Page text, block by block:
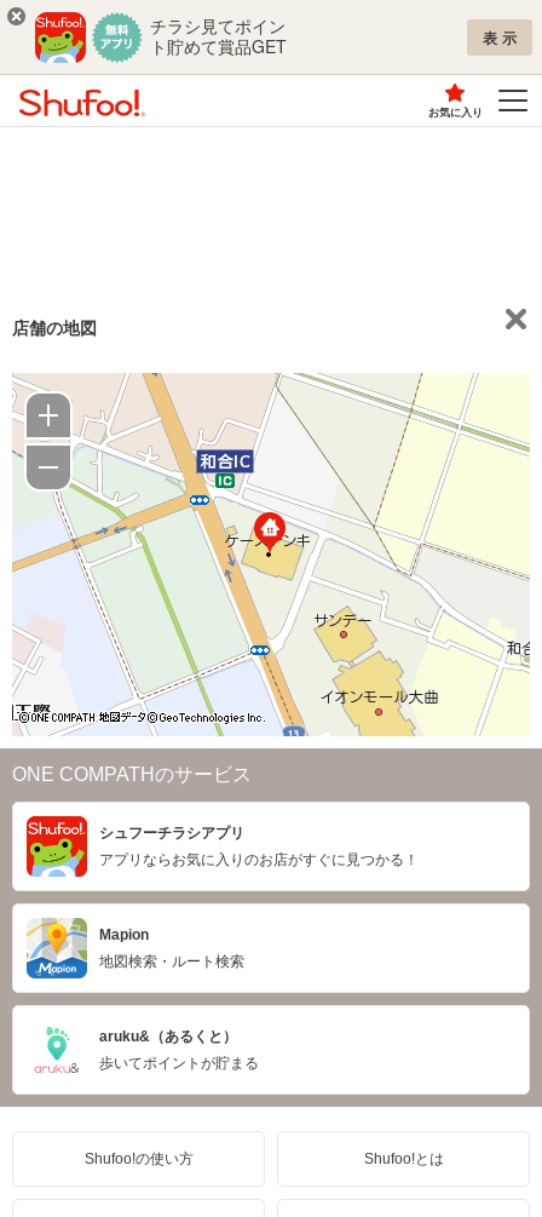
チラシ見てポイン
ト貯めて賞品GET
表示
お気に入り
店舗の地図
ONE COMPATHのサービス
シュフーチラシアプリ
アプリならお気に入りのお店がすぐに見つかる！
Mapion
地図検索・ルート検索
aruku&（あるくと）
歩いてポイントが貯まる
Shufoo!の使い方 Shufoo!とは